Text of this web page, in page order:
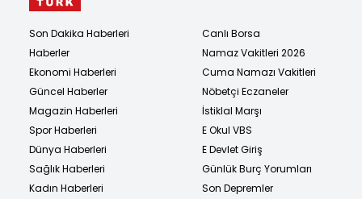
Son Dakika Haberleri
Haberler
Ekonomi Haberleri
Güncel Haberler
Magazin Haberleri
Spor Haberleri
Dünya Haberleri
Sağlık Haberleri
Kadın Haberleri
Canlı Borsa
Namaz Vakitleri 2026
Cuma Namazı Vakitleri
Nöbetçi Eczaneler
İstiklal Marşı
E Okul VBS
E Devlet Giriş
Günlük Burç Yorumları
Son Depremler